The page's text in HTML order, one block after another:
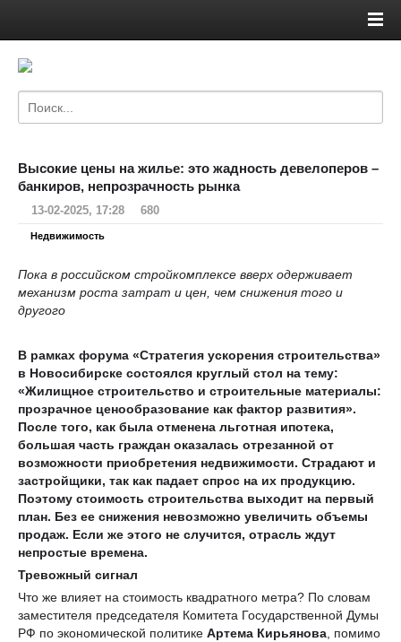
Высокие цены на жилье: это жадность девелоперов –
банкиров, непрозрачность рынка
13-02-2025, 17:28 680
Недвижимость
Пока в российском стройкомплексе вверх одерживает
механизм роста затрат и цен, чем снижения того и
другого
В рамках форума «Стратегия ускорения строительства»
в Новосибирске состоялся круглый стол на тему:
«Жилищное строительство и строительные материалы:
прозрачное ценообразование как фактор развития».
После того, как была отменена льготная ипотека,
большая часть граждан оказалась отрезанной от
возможности приобретения недвижимости. Страдают и
застройщики, так как падает спрос на их продукцию.
Поэтому стоимость строительства выходит на первый
план. Без ее снижения невозможно увеличить объемы
продаж. Если же этого не случится, отрасль ждут
непростые времена.
Тревожный сигнал
Что же влияет на стоимость квадратного метра? По словам
заместителя председателя Комитета Государственной Думы
РФ по экономической политике Артема Кирьянова , помимо